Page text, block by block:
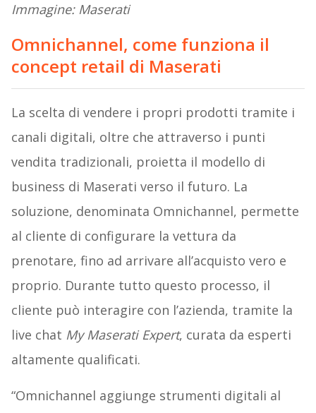
Immagine: Maserati
Omnichannel, come funziona il
concept retail di Maserati
La scelta di vendere i propri prodotti tramite i
canali digitali, oltre che attraverso i punti
vendita tradizionali, proietta il modello di
business di Maserati verso il futuro. La
soluzione, denominata Omnichannel, permette
al cliente di configurare la vettura da
prenotare, fino ad arrivare all’acquisto vero e
proprio. Durante tutto questo processo, il
cliente può interagire con l’azienda, tramite la
live chat My Maserati Expert, curata da esperti
altamente qualificati.
“Omnichannel aggiunge strumenti digitali al